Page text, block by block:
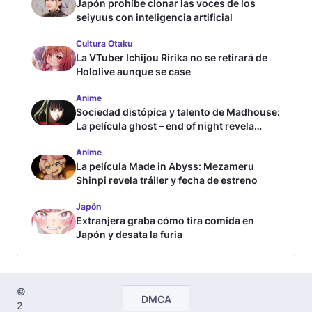
Japón prohíbe clonar las voces de los
seiyuus con inteligencia artificial
Cultura Otaku
La VTuber Ichijou Ririka no se retirará de
Hololive aunque se case
Anime
Sociedad distópica y talento de Madhouse:
La película ghost – end of night revela
Anime
La película Made in Abyss: Mezameru
Shinpi revela tráiler y fecha de estreno
Japón
Extranjera graba cómo tira comida en
Japón y desata la furia
©
2
DMCA